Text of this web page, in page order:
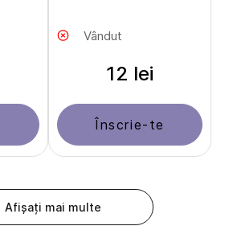
Vândut
12 lei
Înscrie-te
Afișați mai multe